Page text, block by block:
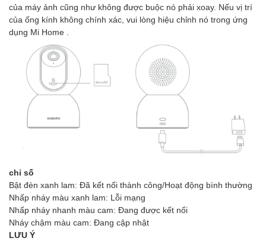
của máy ảnh cũng như không được buộc nó phải xoay. Nếu vị trí
của ống kính không chính xác, vui lòng hiệu chỉnh nó trong ứng
dụng Mi Home .
chỉ số
Bật đèn xanh lam: Đã kết nối thành công/Hoạt động bình thường
Nhấp nháy màu xanh lam: Lỗi mạng
Nhấp nháy nhanh màu cam: Đang được kết nối
Nháy chậm màu cam: Đang cập nhật
LƯU Ý